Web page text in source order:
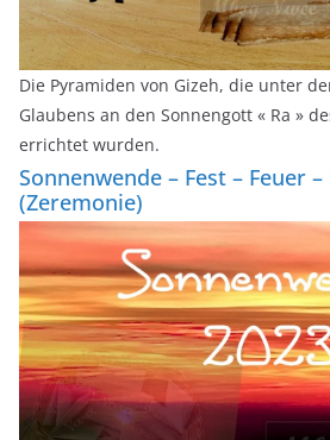
Die Pyramiden von Gizeh, die unter
Glaubens an den Sonnengott « Ra »
errichtet wurden.
Sonnenwende – Fest – Feuer
(Zeremonie)